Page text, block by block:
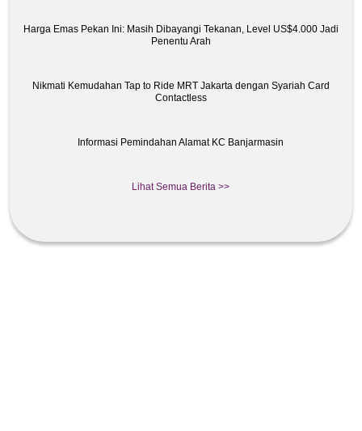
Harga Emas Pekan Ini: Masih Dibayangi Tekanan, Level US$4.000 Jadi
Penentu Arah
Nikmati Kemudahan Tap to Ride MRT Jakarta dengan Syariah Card
Contactless
Informasi Pemindahan Alamat KC Banjarmasin
Lihat Semua Berita >>